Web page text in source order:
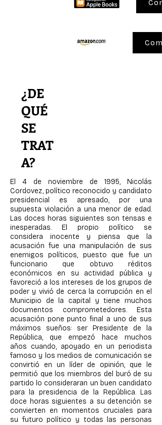
¿DE
QUÉ
SE
TRAT
A?
El 4 de noviembre de 1995, Nicolás
Cordovez, político reconocido y candidato
presidencial es apresado, por una
supuesta violación a una menor de edad.
Las doces horas siguientes son tensas e
inesperadas. El propio político se
considera inocente y piensa que la
acusación fue una manipulación de sus
enemigos políticos, puesto que fue un
funcionario que obtuvo réditos
económicos en su actividad pública y
favoreció a los intereses de los grupos de
poder y vivió de cerca la corrupción en el
Municipio de la capital y tiene muchos
documentos comprometedores. Esta
acusación pone punto final a uno de sus
máximos sueños: ser Presidente de la
República, que empezó hace muchos
años cuando, apoyado en un periodista
famoso y los medios de comunicación se
convirtió en un líder de opinión, que le
permitió que los miembros del buró de su
partido lo consideraran un buen candidato
para la presidencia de la República. Las
doce horas siguientes a su detención se
convierten en momentos cruciales para
su futuro político y todas las personas